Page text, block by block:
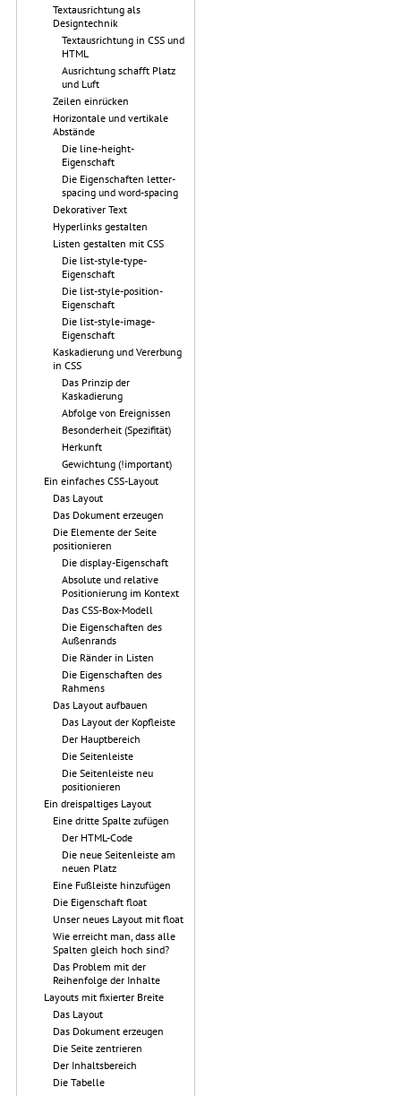
Textausrichtung als
Designtechnik
Textausrichtung in CSS und
HTML
Ausrichtung schafft Platz
und Luft
Zeilen einrücken
Horizontale und vertikale
Abstände
Die line-height-
Eigenschaft
Die Eigenschaften letter-
spacing und word-spacing
Dekorativer Text
Hyperlinks gestalten
Listen gestalten mit CSS
Die list-style-type-
Eigenschaft
Die list-style-position-
Eigenschaft
Die list-style-image-
Eigenschaft
Kaskadierung und Vererbung
in CSS
Das Prinzip der
Kaskadierung
Abfolge von Ereignissen
Besonderheit (Spezifität)
Herkunft
Gewichtung (!important)
Ein einfaches CSS-Layout
Das Layout
Das Dokument erzeugen
Die Elemente der Seite
positionieren
Die display-Eigenschaft
Absolute und relative
Positionierung im Kontext
Das CSS-Box-Modell
Die Eigenschaften des
Außenrands
Die Ränder in Listen
Die Eigenschaften des
Rahmens
Das Layout aufbauen
Das Layout der Kopfleiste
Der Hauptbereich
Die Seitenleiste
Die Seitenleiste neu
positionieren
Ein dreispaltiges Layout
Eine dritte Spalte zufügen
Der HTML-Code
Die neue Seitenleiste am
neuen Platz
Eine Fußleiste hinzufügen
Die Eigenschaft float
Unser neues Layout mit float
Wie erreicht man, dass alle
Spalten gleich hoch sind?
Das Problem mit der
Reihenfolge der Inhalte
Layouts mit fixierter Breite
Das Layout
Das Dokument erzeugen
Die Seite zentrieren
Der Inhaltsbereich
Die Tabelle